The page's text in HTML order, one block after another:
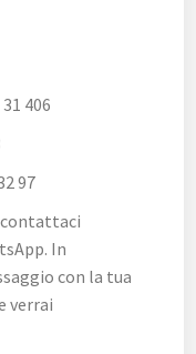
406
97
contattaci
In
con la tua
verrai